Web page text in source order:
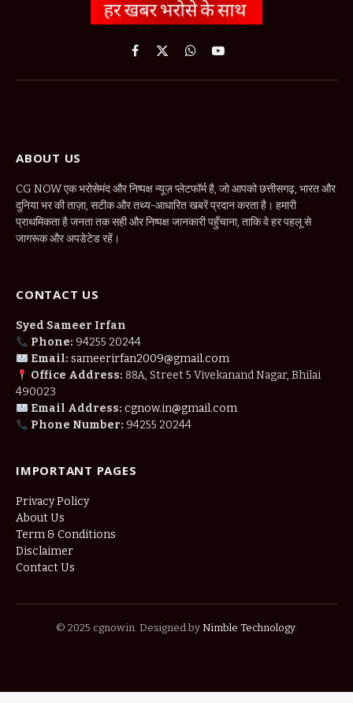
Facebook
X
WhatsApp
YouTube
ABOUT US
CG NOW एक भरोसेमंद और निष्पक्ष न्यूज़ प्लेटफॉर्म है, जो आपको छत्तीसगढ़, भारत और
दुनिया भर की ताज़ा, सटीक और तथ्य-आधारित खबरें प्रदान करता है। हमारी
प्राथमिकता है जनता तक सही और निष्पक्ष जानकारी पहुँचाना, ताकि वे हर पहलू से
जागरूक और अपडेटेड रहें।
CONTACT US
Syed Sameer Irfan
Phone: 94255 20244
Email: sameerirfan2009@gmail.com
Office Address: 88A, Street 5 Vivekanand Nagar, Bhilai
490023
Email Address: cgnow.in@gmail.com
Phone Number: 94255 20244
IMPORTANT PAGES
Privacy Policy
About Us
Term & Conditions
Disclaimer
Contact Us
© 2025 cgnow.in. Designed by Nimble Technology.